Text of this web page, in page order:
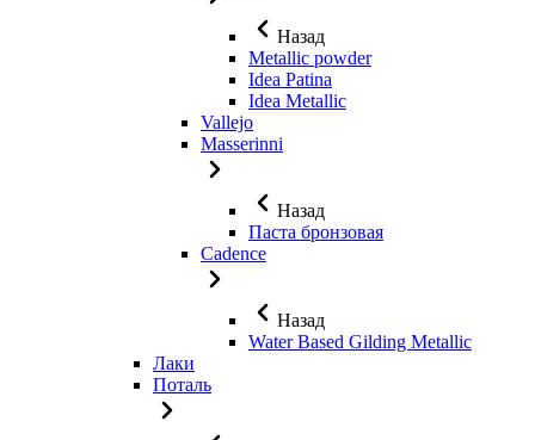
Назад
Metallic powder
Idea Patina
Idea Metallic
Vallejo
Masserinni
Назад
Паста бронзовая
Cadence
Назад
Water Based Gilding Metallic
Лаки
Поталь